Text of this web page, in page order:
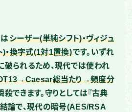
シーザー(単純シフト)・ヴィジュ
)・換字式(1対1置換)です。いずれ
破られるため、現代では使われ
総当たり→頻度分
できます。守りとしては『古典
論で、現代の暗号(AES/RSA